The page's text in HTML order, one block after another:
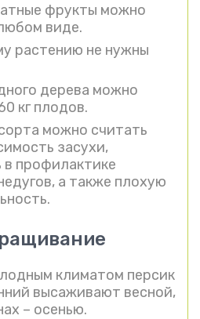
фрукты можно
виде.
растению не нужны
дерева можно
кг плодов.
можно считать
засухи,
профилактике
а также плохую
климатом персик
высаживают весной,
– осенью.